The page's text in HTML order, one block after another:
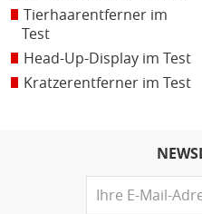
Tierhaarentferner im
Test
Head-Up-Display im Test
Kratzerentferner im Test